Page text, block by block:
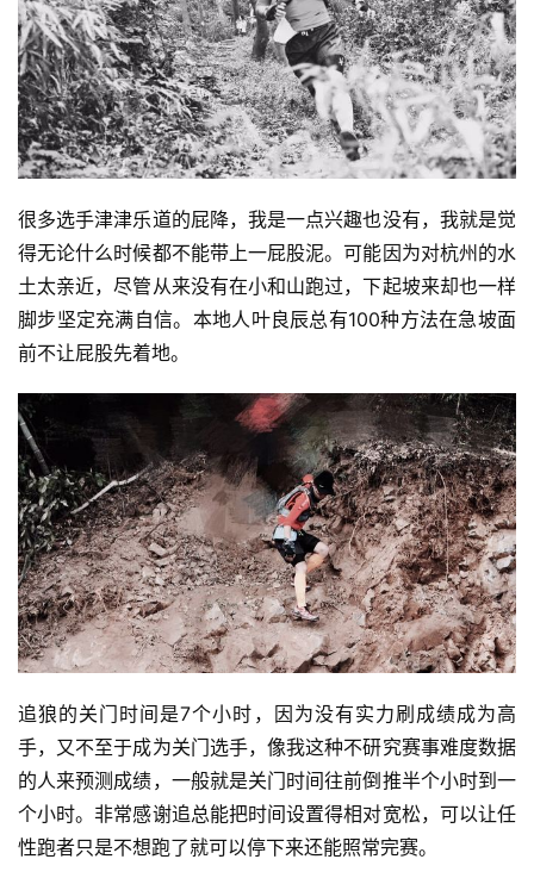
比
赛
观
察
装
备
训
练
视
频
用
户
精
选
运
集
很多选手津津乐道的屁降，我是一点兴趣也没有，我就是觉
得无论什么时候都不能带上一屁股泥。可能因为对杭州的水
土太亲近，尽管从来没有在小和山跑过，下起坡来却也一样
脚步坚定充满自信。本地人叶良辰总有100种方法在急坡面
前不让屁股先着地。
追狼的关门时间是7个小时，因为没有实力刷成绩成为高
手，又不至于成为关门选手，像我这种不研究赛事难度数据
的人来预测成绩，一般就是关门时间往前倒推半个小时到一
个小时。非常感谢追总能把时间设置得相对宽松，可以让任
性跑者只是不想跑了就可以停下来还能照常完赛。